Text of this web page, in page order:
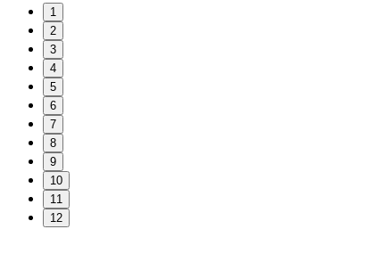
1
2
3
4
5
6
7
8
9
10
11
12